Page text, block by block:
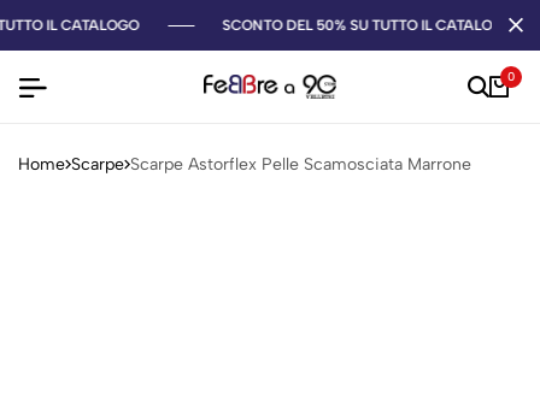
IL CATALOGO SCONTO DEL 50% SU TUTTO IL CATALOGO
0
Home Scarpe Scarpe Astorflex Pelle Scamosciata Marrone